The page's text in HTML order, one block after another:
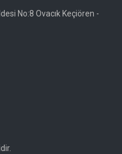
No:8 Ovacık Keçiören -